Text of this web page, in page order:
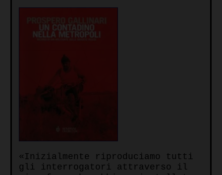
«Inizialmente riproduciamo tutti
gli interrogatori attraverso il